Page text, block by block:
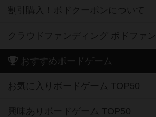
割引購入！ボドクーポンについて
クラウドファンディング ボドファン
おすすめボードゲーム
お気に入りボードゲーム TOP50
興味ありボードゲーム TOP50